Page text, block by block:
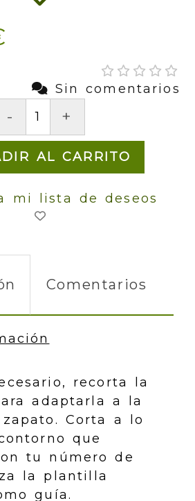
Sin comentarios
- +
AL CARRITO
mi lista de deseos
Comentarios
recorta la
adaptarla a la
Corta a lo
que
tu número de
la plantilla
guía.